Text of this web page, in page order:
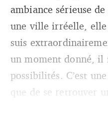
ambiance sérieuse
une ville irréelle, elle
suis
un moment donné, il
possibilités. C’est
que de se retrouver